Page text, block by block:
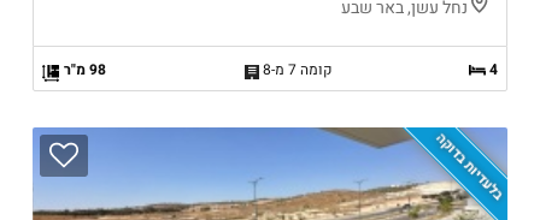
נחל עשן, באר שבע
4 קומה 7 מ-8 98 מ"ר
בלעדיות בדוקה